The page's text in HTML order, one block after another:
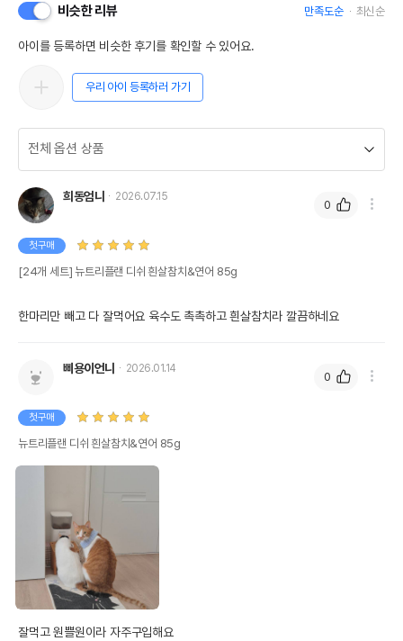
비슷한 리뷰 만족도순 최신순
아이를 등록하면 비슷한 후기를 확인할 수 있어요.
우리 아이 등록하러 가기
희동엄니 2026.07.15
첫구매
[24개 세트] 뉴트리플랜 디쉬 흰살참치&연어 85g
한마리만 빼고 다 잘먹어요 육수도 촉촉하고 흰살참치라 깔끔하네요
0
삐용이언니 2026.01.14
첫구매
뉴트리플랜 디쉬 흰살참치&연어 85g
잘먹고 원쁠원이라 자주구입해요
0